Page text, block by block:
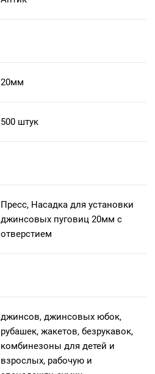
20мм
500 штук
Пресс, Насадка для установки
джинсовых пуговиц 20мм с
отверстием
джинсов, джинсовых юбок,
рубашек, жакетов, безрукавок,
комбинезоны для детей и
взрослых, рабочую и